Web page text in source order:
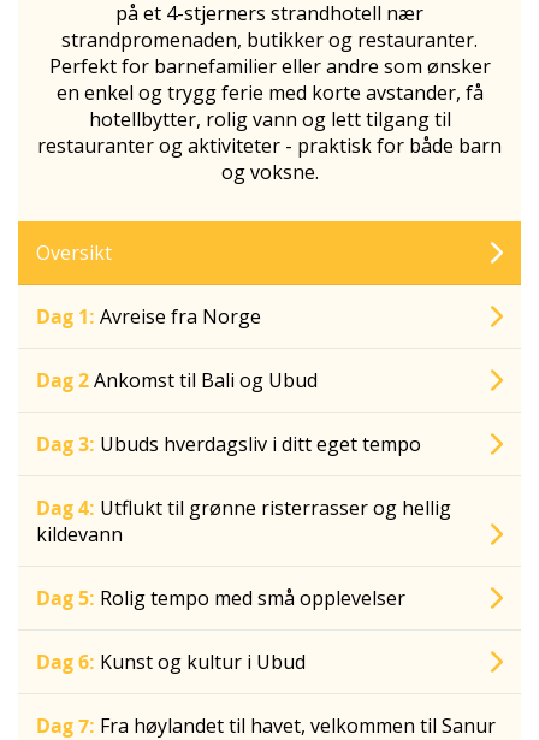
på et 4-stjerners strandhotell nær
strandpromenaden, butikker og restauranter.
Perfekt for barnefamilier eller andre som ønsker
en enkel og trygg ferie med korte avstander, få
hotellbytter, rolig vann og lett tilgang til
restauranter og aktiviteter - praktisk for både barn
og voksne.
Oversikt
Dag 1: Avreise fra Norge
Dag 2Ankomst til Bali og Ubud
Dag 3: Ubuds hverdagsliv i ditt eget tempo
Dag 4: Utflukt til grønne risterrasser og hellig
kildevann
Dag 5: Rolig tempo med små opplevelser
Dag 6: Kunst og kultur i Ubud
Dag 7: Fra høylandet til havet, velkommen til Sanur